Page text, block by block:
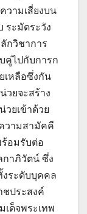
วามเสี่ยงบน
ระมัดระวัง
กวิชาการ
คู่ไปกับการก
เหลือซึ่งกัน
วยจะสร้าง
วยเข้าด้วย
วามสามัคคี
อมรับต่อ
กาภิวัตน์ ซึ่ง
ระดับบุคคล
ประสงค์
เด็จพระเทพ